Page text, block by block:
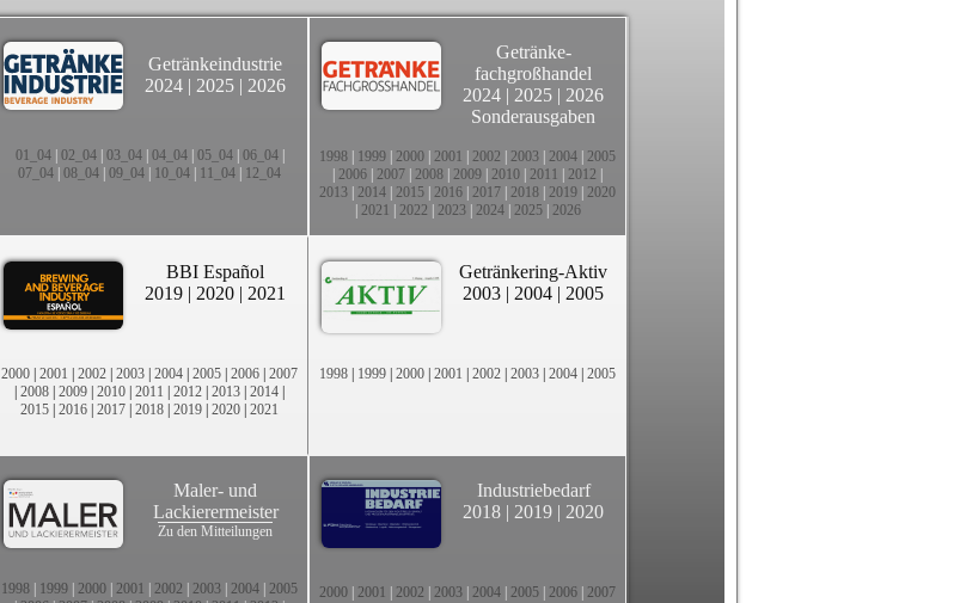
Getränkeindustrie
2024 | 2025 | 2026
01_04| 02_04| 03_04| 04_04| 05_04| 06_04|
07_04 08_04 09_04 10_04 11_04 12_04
Getränke-
fachgroßhandel
2024 | 2025 | 2026
Sonderausgaben
1998 1999 2000 2001 2002 2003 2004 2005
2006 2007 2008 2009 2010 2011 2012
2013 2014 2015 2016 2017 2018 2019 2020
2021 2022 2023| 2024| 2025| 2026
BBI Español
2019 | 2020 | 2021
2000 | 2001 | 2002 | 2003 | 2004 | 2005 | 2006 | 2007
| 2008 | 2009 | 2010 | 2011 | 2012 | 2013 | 2014 |
2015 | 2016 | 2017 | 2018 | 2019 | 2020 | 2021
Getränkering-Aktiv
2003 | 2004 | 2005
1998 | 1999 | 2000 | 2001 | 2002 | 2003 | 2004 | 2005
Maler- und
Lackierermeister
Zu den Mitteilungen
1998 1999 2000 2001 2002 2003 2004 2005
Industriebedarf
2018 | 2019 | 2020
2000 2001 2002 2003 2004 2005 2006 2007